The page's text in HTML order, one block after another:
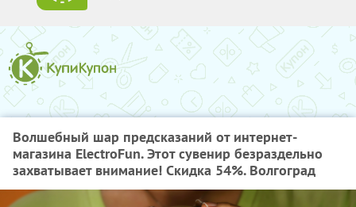
Волшебный шар предсказаний от интернет-
магазина ElectroFun. Этот сувенир безраздельно
захватывает внимание! Скидка 54%. Волгоград